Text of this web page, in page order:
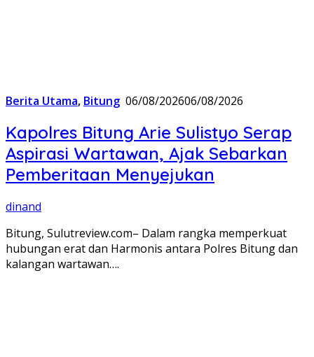
Berita Utama, Bitung 06/08/202606/08/2026
Kapolres Bitung Arie Sulistyo Serap
Aspirasi Wartawan, Ajak Sebarkan
Pemberitaan Menyejukan
dinand
Bitung, Sulutreview.com– Dalam rangka memperkuat
hubungan erat dan Harmonis antara Polres Bitung dan
kalangan wartawan….